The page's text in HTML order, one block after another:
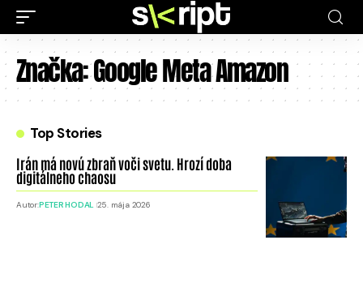
Značka:Google Meta Amazon
Top Stories
Irán má novú zbraň voči svetu. Hrozí doba
digitálneho chaosu
Autor:PETER HODAL 25. mája 2026